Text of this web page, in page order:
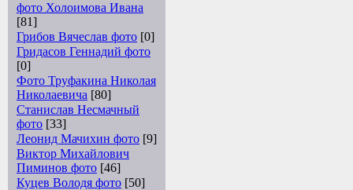
фото Холоимова Ивана
[81]
Грибов Вячеслав фото [0]
Гридасов Геннадий фото
[0]
Фото Труфакина Николая
Николаевича [80]
Станислав Несмачный
фото [33]
Леонид Мачихин фото [9]
Виктор Михайлович
Пиминов фото [46]
Куцев Володя фото [50]